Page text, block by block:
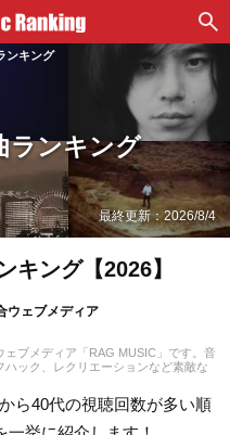
ンキング
ランキング
最終更新：2026/8/4
キング【2026】
ウェブメディア
ブメディア「RAG MUSIC」です。音
ック、レクリエーションなど素敵な
ら40代の視聴回数が多い順